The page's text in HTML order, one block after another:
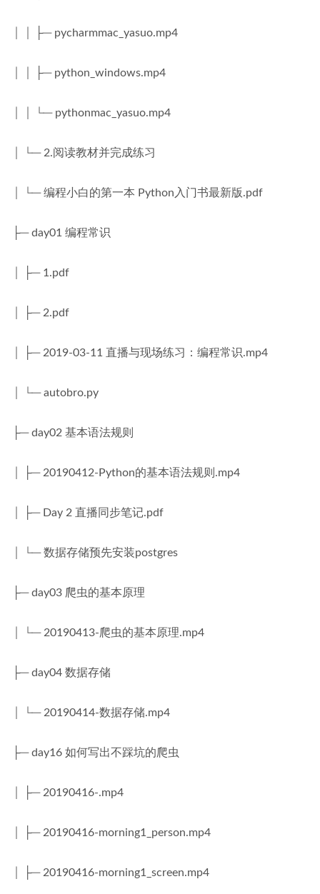
│ │ ├─ pycharmmac_yasuo.mp4
│ │ ├─ python_windows.mp4
│ │ └─ pythonmac_yasuo.mp4
│ └─ 2.阅读教材并完成练习
│ └─ 编程小白的第一本 Python入门书最新版.pdf
├─ day01 编程常识
│ ├─ 1.pdf
│ ├─ 2.pdf
│ ├─ 2019-03-11 直播与现场练习：编程常识.mp4
│ └─ autobro.py
├─ day02 基本语法规则
│ ├─ 20190412-Python的基本语法规则.mp4
│ ├─ Day 2 直播同步笔记.pdf
│ └─ 数据存储预先安装postgres
├─ day03 爬虫的基本原理
│ └─ 20190413-爬虫的基本原理.mp4
├─ day04 数据存储
│ └─ 20190414-数据存储.mp4
├─ day16 如何写出不踩坑的爬虫
│ ├─ 20190416-.mp4
│ ├─ 20190416-morning1_person.mp4
│ ├─ 20190416-morning1_screen.mp4